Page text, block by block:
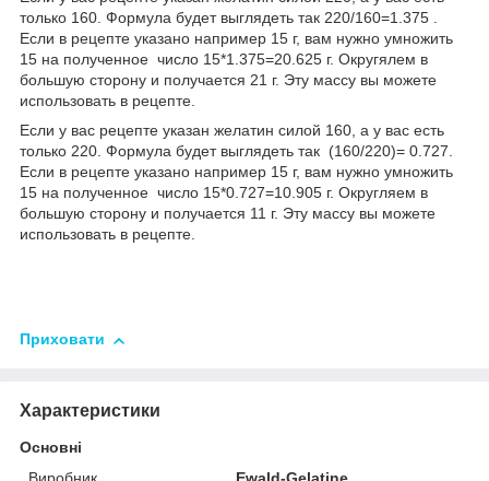
только 160. Формула будет выглядеть так 220/160=1.375 .
Если в рецепте указано например 15 г, вам нужно умножить
15 на полученное число 15*1.375=20.625 г. Округялем в
большую сторону и получается 21 г. Эту массу вы можете
использовать в рецепте.
Если у вас рецепте указан желатин силой 160, а у вас есть
только 220. Формула будет выглядеть так (160/220)= 0.727.
Если в рецепте указано например 15 г, вам нужно умножить
15 на полученное число 15*0.727=10.905 г. Округляем в
большую сторону и получается 11 г. Эту массу вы можете
использовать в рецепте.
Приховати
Характеристики
Основні